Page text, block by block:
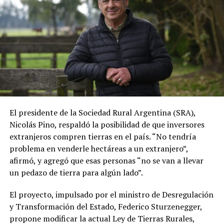
manejo arbitrario del impuesto sobre los ingresos
brutos para incentivar el arraigo rural.
El dirigente valoró los notables logros
macroeconómicos, como la baja de la inflación, el
equilibrio fiscal, la estabilidad cambiaria y la reducción
del riesgo país, remarcando que la actividad genera más
de 4 millones de empleos. Sin embargo, alertó sobre el
reactivar trenes y puertos, y reclamó un plan de
infraestructura para prevenir inundaciones en la cuenca
del Salado.
Hacia el cierre, Nicolás Pino defendió que los servicios
privada del productor agropecuario.
El presidente de la Sociedad Rural Argentina (SRA),
Nicolás Pino, respaldó la posibilidad de que inversores
extranjeros compren tierras en el país. “No tendría
problema en venderle hectáreas a un extranjero”,
afirmó, y agregó que esas personas “no se van a llevar
un pedazo de tierra para algún lado”.
El proyecto, impulsado por el ministro de Desregulación
y Transformación del Estado, Federico Sturzenegger,
propone modificar la actual Ley de Tierras Rurales,